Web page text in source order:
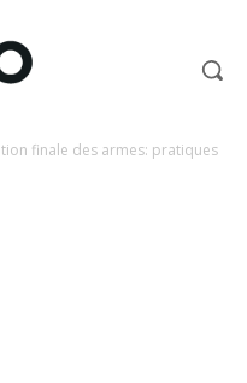
finale des armes: pratiques